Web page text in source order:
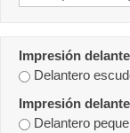
Impresión
Delantero
Impresión
Delantero